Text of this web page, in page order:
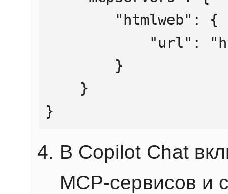
}
В Copilot Chat
MCP-сервисов и